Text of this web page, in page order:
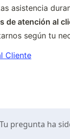
asistencia
de atención al
según tu
Cliente
pregunta ha